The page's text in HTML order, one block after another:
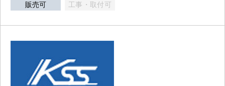
販売可 工事・取付可